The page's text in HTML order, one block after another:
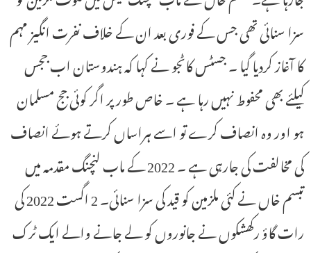
سزا سنائی تھی جس کے فوری بعد ان کے خلاف نفرت انگیز مہم
کا آغاز کردیا گیا ۔ جسٹس کاٹجو نے کہا کہ ہندوستان اب ججس
کیلئے بھی محفوط نہیں رہا ہے ۔ خاص طور پر اگر کوئی جج مسلمان
ہو اور وہ انصاف کرے تو اسے ہراساں کرتے ہوئے انصاف
کی مخالفت کی جارہی ہے ۔ 2022 کے ماب لنچنگ مقدمہ میں
تبسم خاں نے کئی ملزمین کو قید کی سزا سنائی۔ 2 اگست 2022 کی
رات گاؤ رکھشکوں نے جانوروں کو لے جانے والے ایک ٹرک